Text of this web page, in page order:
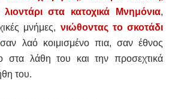
στα κατοχικά Μνημόνια,
μνήμες, νιώθοντας το σκοτάδι
σαν λαό κοιμισμένο πια, σαν έθνος
στα λάθη του και την προσεχτικά
του.